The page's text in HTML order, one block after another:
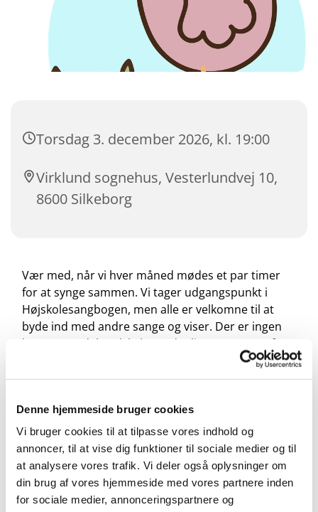
Denne hjemmeside bruger cookies
Vi bruger cookies til at tilpasse vores indhold og
annoncer, til at vise dig funktioner til sociale medier og til
at analysere vores trafik. Vi deler også oplysninger om
din brug af vores hjemmeside med vores partnere inden
for sociale medier, annonceringspartnere og
Torsdag 3. december 2026, kl. 19:00
Virklund sognehus, Vesterlundvej 10,
8600 Silkeborg
Vær med, når vi hver måned mødes et par timer
for at synge sammen. Vi tager udgangspunkt i
Højskolesangbogen, men alle er velkomne til at
byde ind med andre sange og viser. Der er ingen
krav om nodekendskab, mødepligt osv. Der er fast
akkompagnatør på hver gang samt kaffe/the.
Vi mødes i sognehuset, Vesterlundvej 10, den
timer frem. (NB! dog ikke i april grundet påsken)
Tovholder
Linda Harboe-Møller